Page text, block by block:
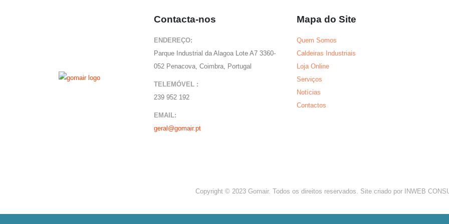
Contacta-nos
ENDEREÇO:
Parque Industrial da Alagoa Lote A7 3360-
052 Penacova, Coimbra, Portugal
TELEMÓVEL :
239 952 192
EMAIL:
geral@gomair.pt
Mapa do Site
Quem Somos
Caldeiras Industriais
Loja Online
Serviços
Notícias
Contactos
Copyright © 2023 Gomair. Todos os direitos reservados. Site criado por INWEB